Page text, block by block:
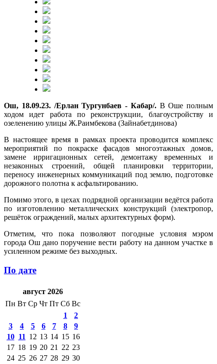
Ош, 18.09.23. /Ерлан Тургунбаев - Кабар/.В Оше полным
ходом идет работа по реконструкции, благоустройству и
озеленению улицы Ж.Раимбекова (Зайнабетдинова)
В настоящее время в рамках проекта проводится комплекс
мероприятий по покраске фасадов многоэтажных домов,
замене ирригационных сетей, демонтажу временных и
незаконных строений, общей планировки территории,
переносу инженерных коммуникаций под землю, подготовке
дорожного полотна к асфальтированию.
Помимо этого, в цехах подрядной организации ведётся работа
по изготовлению металлических конструкций (электропор,
решёток ограждений, малых архитектурных форм).
Отметим, что пока позволяют погодные условия мэром
города Ош дано поручение вести работу на данном участке в
усиленном режиме без выходных.
По дате
август 2026
Пн Вт Ср Чт Пт Сб Вс
1
2
3
4 5 6 7 8
9
10 11 12 13 14 15 16
17 18 19 20 21 22 23
24 25 26 27 28 29 30